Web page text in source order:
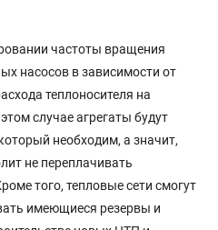
частоты вращения
насосов в зависимости от
теплоносителя на
случае агрегаты будут
необходим, а значит,
не переплачивать
того, тепловые сети смогут
имеющиеся резервы и